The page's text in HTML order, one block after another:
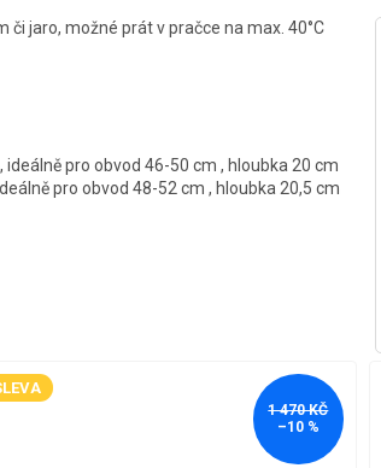
jaro, možné prát v pračce na max. 40°C
pro obvod 46-50 cm , hloubka 20 cm
pro obvod 48-52 cm , hloubka 20,5 cm
1 470 KČ
–10 %